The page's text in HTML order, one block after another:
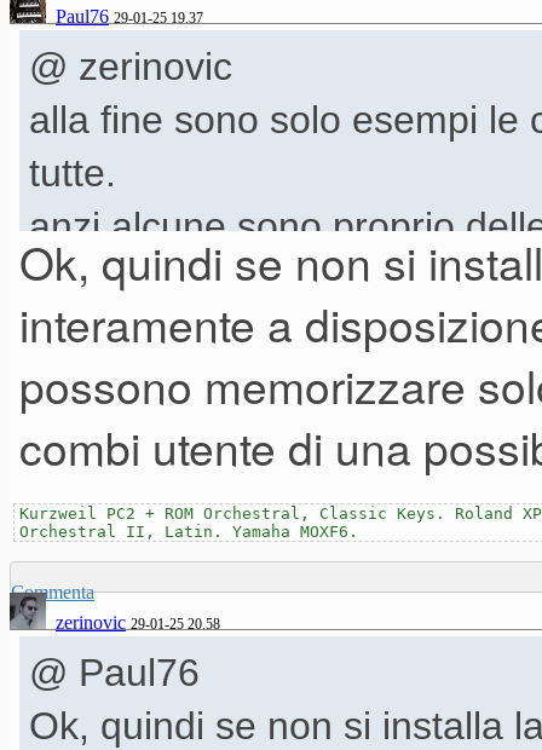
Paul76 29-01-25 19.37
@ zerinovic
alla fine sono solo esempi le
tutte.
anzi alcune sono proprio
eliminare...così come alcuni
quelle peggiori e le
microx. ma sul karma il
moss...avevo optato per la
assegnabile mandavo
Ok, quindi se non si
interamente a
possono memorizzare
combi utente di una
Kurzweil PC2 + ROM Orchestral, Classic Keys. Roland
Orchestral II, Latin. Yamaha MOXF6.
Commenta
zerinovic 29-01-25 20.58
@ Paul76
Ok, quindi se non si installa